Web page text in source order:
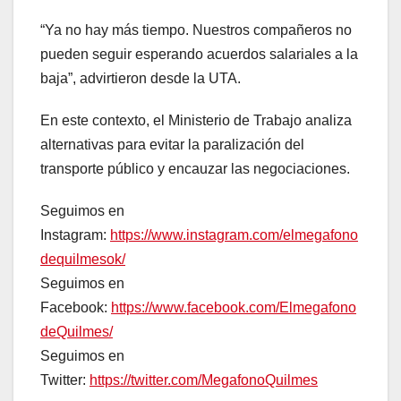
“Ya no hay más tiempo. Nuestros compañeros no
pueden seguir esperando acuerdos salariales a la
baja”, advirtieron desde la UTA.
En este contexto, el Ministerio de Trabajo analiza
alternativas para evitar la paralización del
transporte público y encauzar las negociaciones.
Seguimos en
Instagram: https://www.instagram.com/elmegafono
dequilmesok/
Seguimos en
Facebook: https://www.facebook.com/Elmegafono
deQuilmes/
Seguimos en
Twitter: https://twitter.com/MegafonoQuilmes